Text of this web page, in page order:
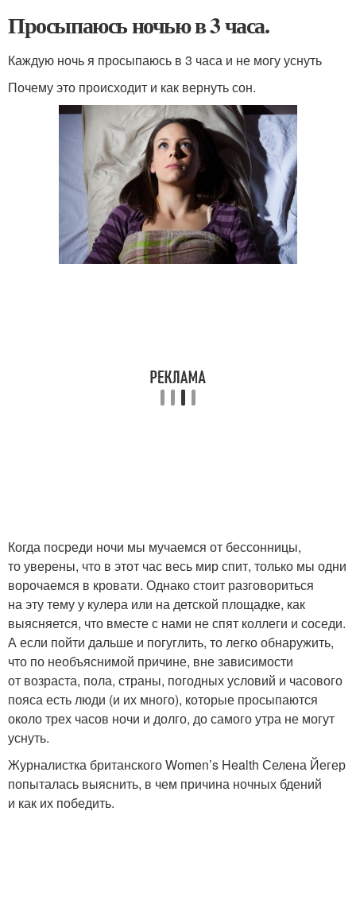
Просыпаюсь ночью в 3 часа.
Каждую ночь я просыпаюсь в 3 часа и не могу уснуть
Почему это происходит и как вернуть сон.
Когда посреди ночи мы мучаемся от бессонницы,
то уверены, что в этот час весь мир спит, только мы одни
ворочаемся в кровати. Однако стоит разговориться
на эту тему у кулера или на детской площадке, как
выясняется, что вместе с нами не спят коллеги и соседи.
А если пойти дальше и погуглить, то легко обнаружить,
что по необъяснимой причине, вне зависимости
от возраста, пола, страны, погодных условий и часового
пояса есть люди (и их много), которые просыпаются
около трех часов ночи и долго, до самого утра не могут
уснуть.
Журналистка британского Women’s Health Селена Йегер
попыталась выяснить, в чем причина ночных бдений
и как их победить.